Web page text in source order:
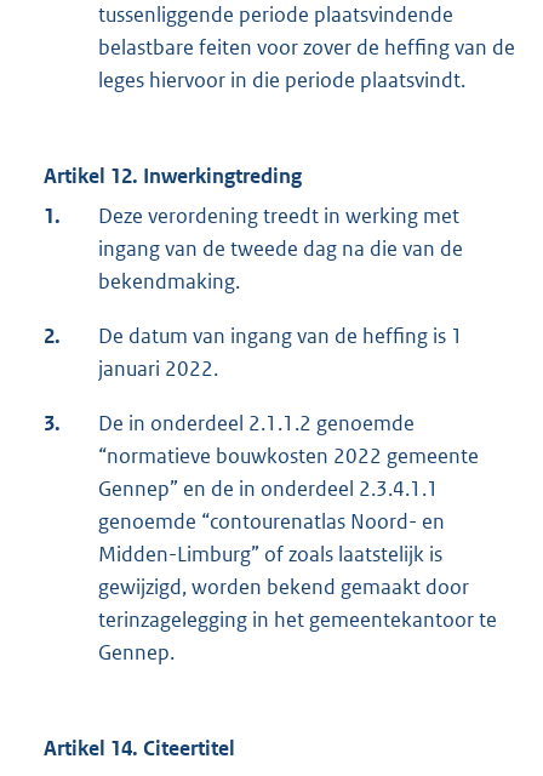
tussenliggende periode plaatsvindende
belastbare feiten voor zover de heffing van de
leges hiervoor in die periode plaatsvindt.
Artikel 12. Inwerkingtreding
1.
Deze verordening treedt in werking met
ingang van de tweede dag na die van de
bekendmaking.
2.
De datum van ingang van de heffing is 1
januari 2022.
3.
De in onderdeel 2.1.1.2 genoemde
“normatieve bouwkosten 2022 gemeente
Gennep” en de in onderdeel 2.3.4.1.1
genoemde “contourenatlas Noord- en
Midden-Limburg” of zoals laatstelijk is
gewijzigd, worden bekend gemaakt door
terinzagelegging in het gemeentekantoor te
Gennep.
Artikel 14. Citeertitel